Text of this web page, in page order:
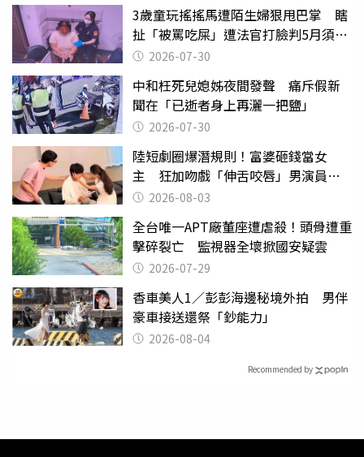
3歲童玩搖搖馬遭陌生婦狠甩巴掌 瞎
扯「被罵吃屎」遭法官打臉判5月須入
監 2026-07-30
中和枉死兒媳姊夜間發聲 痛斥假新
聞在「已逝者身上再灑一把鹽」
2026-07-30
陸短劇圈爆潛規則！富婆砸錢當女
主 狂加吻戲「伸舌咬唇」男演員崩
潰 2026-08-03
全台唯一APT廠董座遭虐殺！頭骨遭重
擊碎裂亡 監視器全壞掀國安疑雲
2026-07-29
香車美人1／彭彭海邊秘境外拍 男伴
豪車接送還祭「鈔能力」
2026-08-04
Recommended by